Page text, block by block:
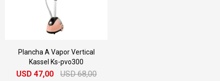
Plancha A Vapor Vertical
Kassel Ks-pvo300
USD 47,00 USD 68,00